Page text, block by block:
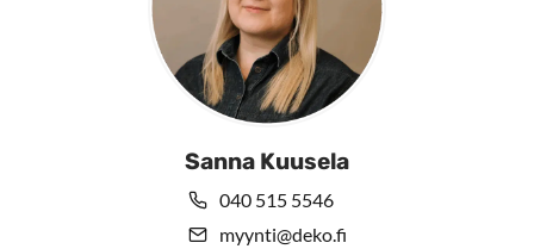
Sanna Kuusela
040 515 5546
myynti@deko.fi